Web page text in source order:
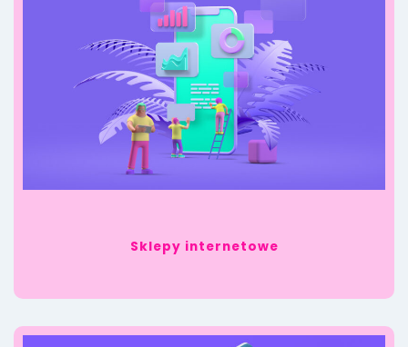
Sklepy internetowe